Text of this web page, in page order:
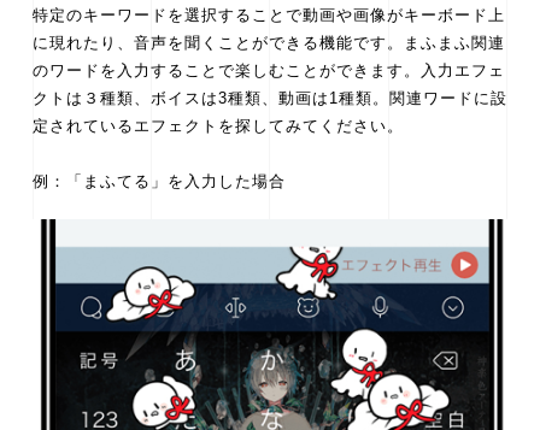
特定のキーワードを選択することで動画や画像がキーボード上
に現れたり、音声を聞くことができる機能です。まふまふ関連
のワードを入力することで楽しむことができます。入力エフェ
クトは３種類、ボイスは3種類、動画は1種類。関連ワードに設
定されているエフェクトを探してみてください。
例：「まふてる」を入力した場合